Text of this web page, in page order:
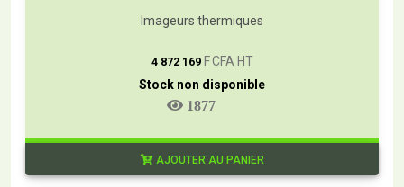
Imageurs thermiques
4 872 169 F CFA HT
Stock non disponible
1877
AJOUTER AU PANIER